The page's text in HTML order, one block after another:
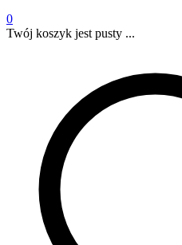
0
Twój koszyk jest pusty ...